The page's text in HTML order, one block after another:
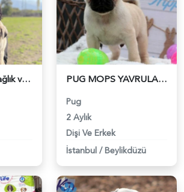
Pug yavrularım sağlık ve ırk garantilidir - 6435 PUG MOPS YAVRULAR EV ÜRETİMİ - 6095
Pug
2 Aylık
Dişi Ve Erkek
İstanbul /Beylikdüzü